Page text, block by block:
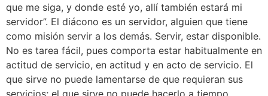
que me siga, y donde esté yo, allí también estará mi
servidor”. El diácono es un servidor, alguien que tiene
como misión servir a los demás. Servir, estar disponible.
No es tarea fácil, pues comporta estar habitualmente en
actitud de servicio, en actitud y en acto de servicio. El
que sirve no puede lamentarse de que requieran sus